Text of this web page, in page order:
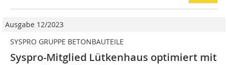
Ausgabe 12/2023
SYSPRO GRUPPE BETONBAUTEILE
Syspro-Mitglied Lütkenhaus optimiert mit